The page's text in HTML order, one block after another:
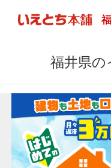
福井県の